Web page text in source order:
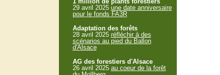
29 avril 2025 une date anniversaire
pour le fonds FA3R
Adaptation des forêts
28 avril 2025 réfléchir à des
scénarios au pied du Ballon
d'Alsace
AG des forestiers d'Alsace
26 avril 2025 au coeur de la forêt